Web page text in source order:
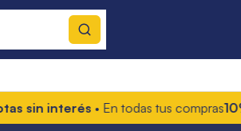
interés• En todas tus compras10%